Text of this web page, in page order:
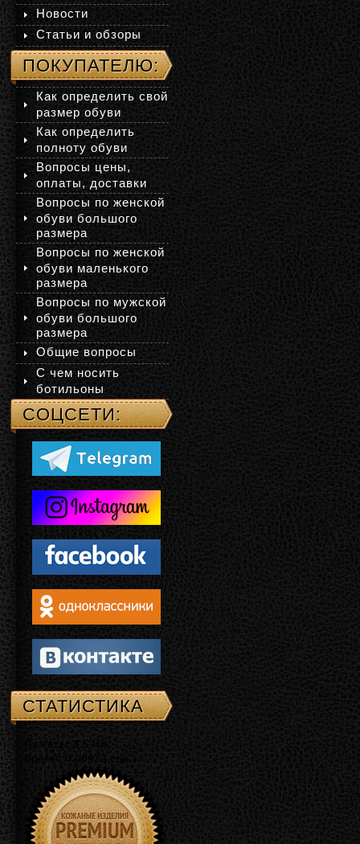
Новости
Статьи и обзоры
ПОКУПАТЕЛЮ:
Как определить свой
размер обуви
Как определить
полноту обуви
Вопросы цены,
оплаты, доставки
Вопросы по женской
обуви большого
размера
Вопросы по женской
обуви маленького
размера
Вопросы по мужской
обуви большого
размера
Общие вопросы
С чем носить
ботильоны
СОЦСЕТИ:
СТАТИСТИКА
Память: 3.5 Mb
Время: 0.00923 сек.